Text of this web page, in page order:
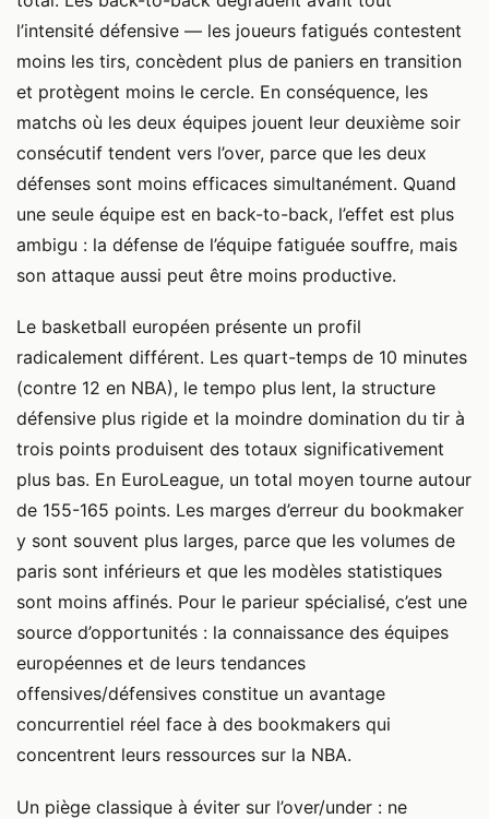
l’intensité défensive — les joueurs fatigués contestent
moins les tirs, concèdent plus de paniers en transition
et protègent moins le cercle. En conséquence, les
matchs où les deux équipes jouent leur deuxième soir
consécutif tendent vers l’over, parce que les deux
défenses sont moins efficaces simultanément. Quand
une seule équipe est en back-to-back, l’effet est plus
ambigu : la défense de l’équipe fatiguée souffre, mais
son attaque aussi peut être moins productive.
Le basketball européen présente un profil
radicalement différent. Les quart-temps de 10 minutes
(contre 12 en NBA), le tempo plus lent, la structure
défensive plus rigide et la moindre domination du tir à
trois points produisent des totaux significativement
plus bas. En EuroLeague, un total moyen tourne autour
de 155-165 points. Les marges d’erreur du bookmaker
y sont souvent plus larges, parce que les volumes de
paris sont inférieurs et que les modèles statistiques
sont moins affinés. Pour le parieur spécialisé, c’est une
source d’opportunités : la connaissance des équipes
européennes et de leurs tendances
offensives/défensives constitue un avantage
concurrentiel réel face à des bookmakers qui
concentrent leurs ressources sur la NBA.
Un piège classique à éviter sur l’over/under : ne